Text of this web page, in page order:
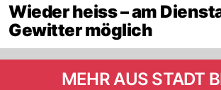
Wieder heiss – am
Gewitter möglich
MEHR AUS STADT